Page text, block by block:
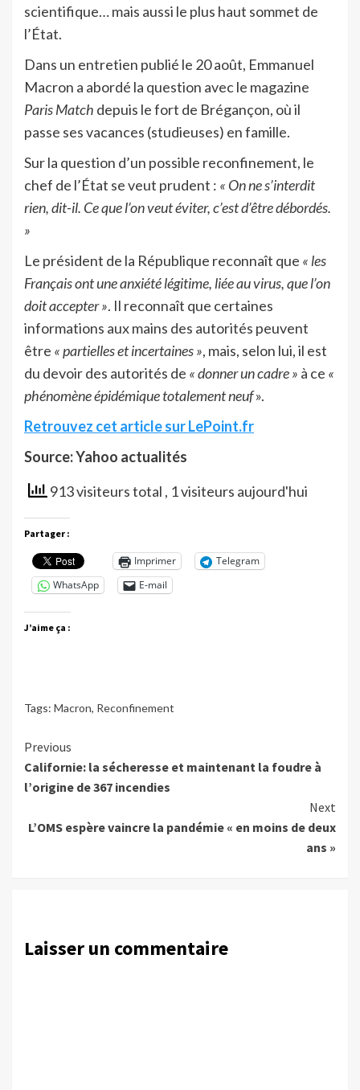
scientifique… mais aussi le plus haut sommet de
l’État.
Dans un entretien publié le 20 août, Emmanuel
Macron a abordé la question avec le magazine
Paris Match depuis le fort de Brégançon, où il
passe ses vacances (studieuses) en famille.
Sur la question d’un possible reconfinement, le
chef de l’État se veut prudent : « On ne s’interdit
rien, dit-il. Ce que l’on veut éviter, c’est d’être débordés.
»
Le président de la République reconnaît que « les
Français ont une anxiété légitime, liée au virus, que l’on
doit accepter ». Il reconnaît que certaines
informations aux mains des autorités peuvent
être « partielles et incertaines », mais, selon lui, il est
du devoir des autorités de « donner un cadre » à ce «
phénomène épidémique totalement neuf».
Retrouvez cet article sur LePoint.fr
Source: Yahoo actualités
913 visiteurs total , 1 visiteurs aujourd'hui
Partager :
Imprimer
Telegram
WhatsApp
E-mail
J’aime ça :
Tags: Macron, Reconfinement
Continue
Reading
Previous
Californie: la sécheresse et maintenant la foudre à
l’origine de 367 incendies
Next
L’OMS espère vaincre la pandémie « en moins de deux
ans »
Laisser un commentaire